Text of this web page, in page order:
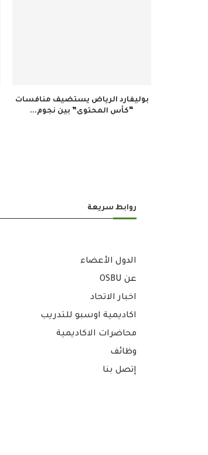
بوليفارد الرياض يستضيف منافسات
“كأس المحتوى” بين نجوم...
روابط سريعة
الدول الأعضاء
عن OSBU
اخبار الاتحاد
اكاديمية اوسبو للتدريب
محاضرات الاكاديمية
وظائف
إتصل بنا